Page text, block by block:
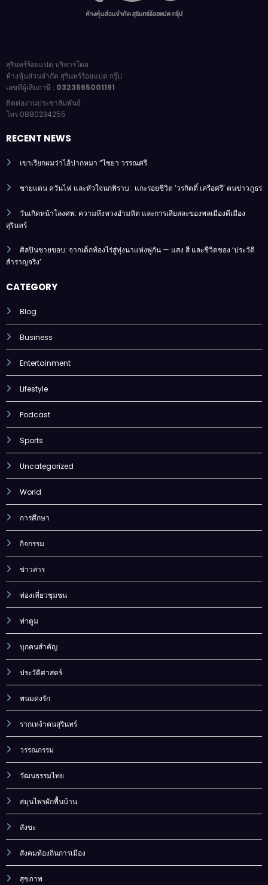
สุรินทร์ร้อยแปด บริหารโดย
ห้างหุ้นส่วนจำกัด สุรินทร์ร้อยแปด กรุ๊ป
เลขที่ผู้เสียภาษี : 0323565001191
ติดต่องานประชาสัมพันธ์
โทร 0880234255
RECENT NEWS
เขาเรียกผมว่าไอ้ปากหมา “ไชยา วรรณศรี
ชายแดน ควันไฟ และหัวใจนกพิราบ : แกะรอยชีวิต ‘วรกิตติ์ เครือศรี’ คนข่าวภูธร
วันเกิดหน้าโลงศพ: ความหึงหวงอำมหิต และการเสียสละของพลเมืองดีเมือง
สุรินทร์
ศิลปินชายขอบ: จากเด็กท้องไร่สู่ทุ่งนาแห่งพู่กัน — แสง สี และชีวิตของ ‘ประวัติ
สำราญจริง’
CATEGORY
Blog
Business
Entertainment
Lifestyle
Podcast
Sports
Uncategorized
World
การศึกษา
กิจกรรม
ข่าวสาร
ท่องเที่ยวชุมชน
ท่าตูม
บุกคนสำคัญ
ประวัติศาสตร์
พนมดงรัก
รากเหง้าคนสุรินทร์
วรรณกรรม
วัฒนธรรมไทย
สมุนไพรผักพื้นบ้าน
สังขะ
สังคมท้องถิ่นการเมือง
สุขภาพ